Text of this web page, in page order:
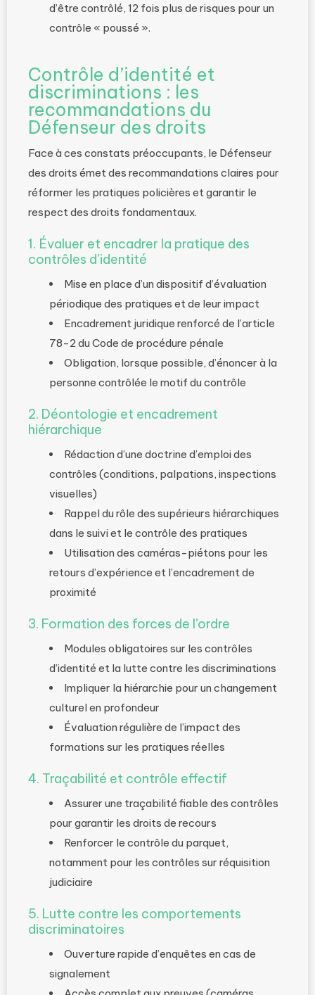
d’être contrôlé, 12 fois plus de risques pour un
contrôle « poussé ».
Contrôle d’identité et
discriminations : les
recommandations du
Défenseur des droits
Face à ces constats préoccupants, le Défenseur
des droits émet des recommandations claires pour
réformer les pratiques policières et garantir le
respect des droits fondamentaux.
1. Évaluer et encadrer la pratique des
contrôles d’identité
Mise en place d’un dispositif d’évaluation
périodique des pratiques et de leur impact
Encadrement juridique renforcé de l’article
78-2 du Code de procédure pénale
Obligation, lorsque possible, d’énoncer à la
personne contrôlée le motif du contrôle
2. Déontologie et encadrement
hiérarchique
Rédaction d’une doctrine d’emploi des
contrôles (conditions, palpations, inspections
visuelles)
Rappel du rôle des supérieurs hiérarchiques
dans le suivi et le contrôle des pratiques
Utilisation des caméras-piétons pour les
retours d’expérience et l’encadrement de
proximité
3. Formation des forces de l’ordre
Modules obligatoires sur les contrôles
d’identité et la lutte contre les discriminations
Impliquer la hiérarchie pour un changement
culturel en profondeur
Évaluation régulière de l’impact des
formations sur les pratiques réelles
4. Traçabilité et contrôle effectif
Assurer une traçabilité fiable des contrôles
pour garantir les droits de recours
Renforcer le contrôle du parquet,
notamment pour les contrôles sur réquisition
judiciaire
5. Lutte contre les comportements
discriminatoires
Ouverture rapide d’enquêtes en cas de
signalement